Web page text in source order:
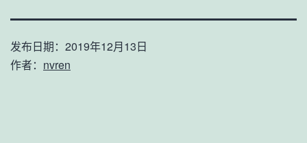
发布日期： 2019年12月13日
作者： nvren